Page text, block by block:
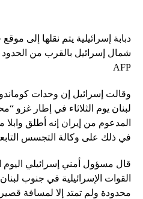
دبابة إسرائيلية يتم نقلها إلى
AFP
وقالت إسرائيل إن وحدات
لبنان يوم الثلاثاء في إطار غزو
المدعوم من إيران إنه أطلق
في ذلك على وكالة التجسس
قال مسؤول أمني إسرائيلي اليوم
القوات الإسرائيلية في جنوب
محدودة ولم تمتد إلا لمسافة